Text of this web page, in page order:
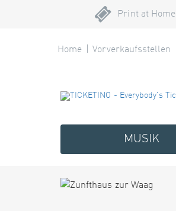
Print at Home
Home Vorverkaufsstellen
MUSIK